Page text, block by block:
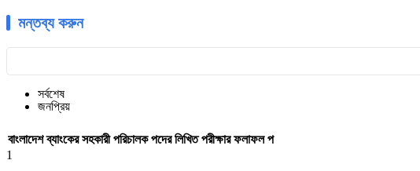
মন্তব্য করুন
সর্বশেষ
জনপ্রিয়
বাংলাদেশ ব্যাংকের সহকারী পরিচালক পদের লিখিত পরীক্ষার ফলাফল প
1